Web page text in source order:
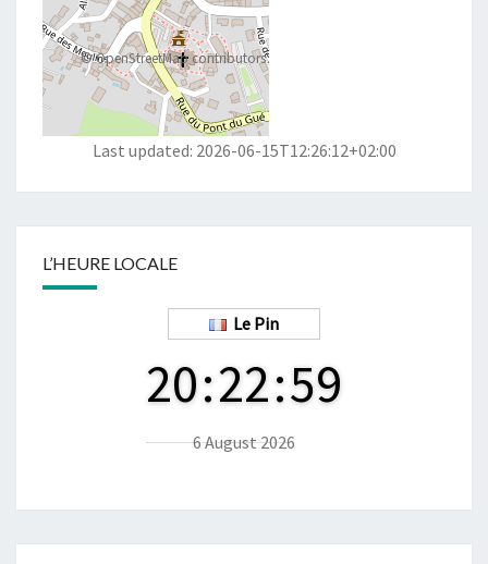
©OpenStreetMapcontributors
Last updated: 2026-06-15T12:26:12+02:00
L’HEURE LOCALE
Le Pin
20:22:59
6 August 2026